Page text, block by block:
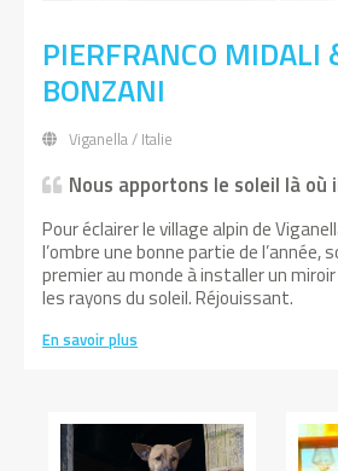
PIERFRANCO MIDALI
BONZANI
Viganella / Italie
Nous apportons le soleil là où
Pour éclairer le village alpin de
l’ombre une bonne partie de l’année,
premier au monde à installer un
les rayons du soleil. Réjouissant.
En savoir plus